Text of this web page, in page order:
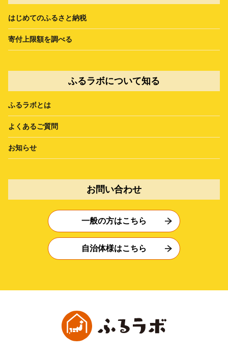
はじめてのふるさと納税
寄付上限額を調べる
ふるラボについて知る
ふるラボとは
よくあるご質問
お知らせ
お問い合わせ
一般の方はこちら
自治体様はこちら